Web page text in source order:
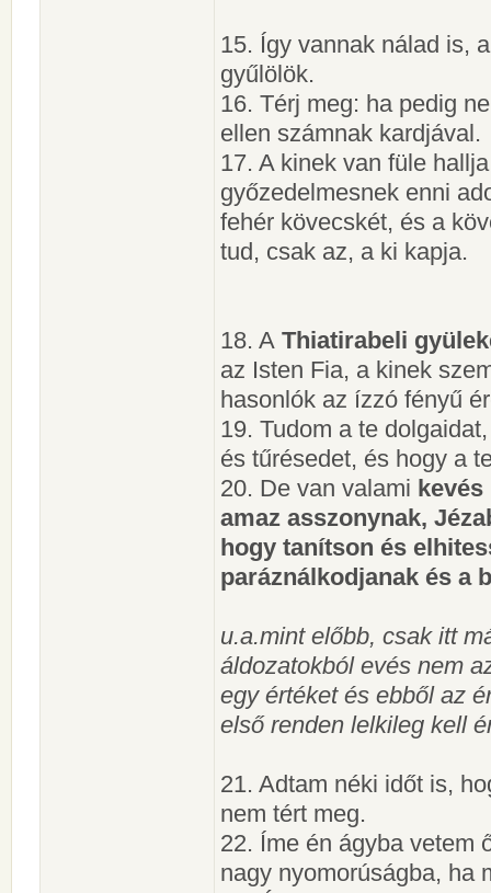
15. Így vannak nálad is,
gyűlölök.
16. Térj meg: ha pedig
ellen számnak kardjával.
17. A kinek van füle
győzedelmesnek enni
fehér kövecskét, és a
tud, csak az, a ki kapja.
18. A Thiatirabeli
az Isten Fia, a kinek
hasonlók az ízzó fényű
19. Tudom a te
és tűrésedet, és hogy a
20. De van valami kevés
amaz asszonynak,
hogy tanítson és
paráználkodjanak és a
u.a.mint előbb, csak itt
áldozatokból evés nem
egy értéket és ebből az
első renden lelkileg kell
21. Adtam néki időt is,
nem tért meg.
22. Íme én ágyba vetem
nagy nyomorúságba, ha